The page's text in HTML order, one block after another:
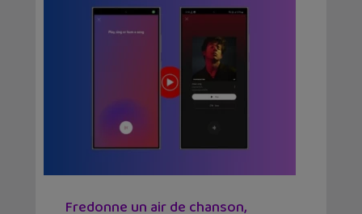
Fredonne un air de chanson,